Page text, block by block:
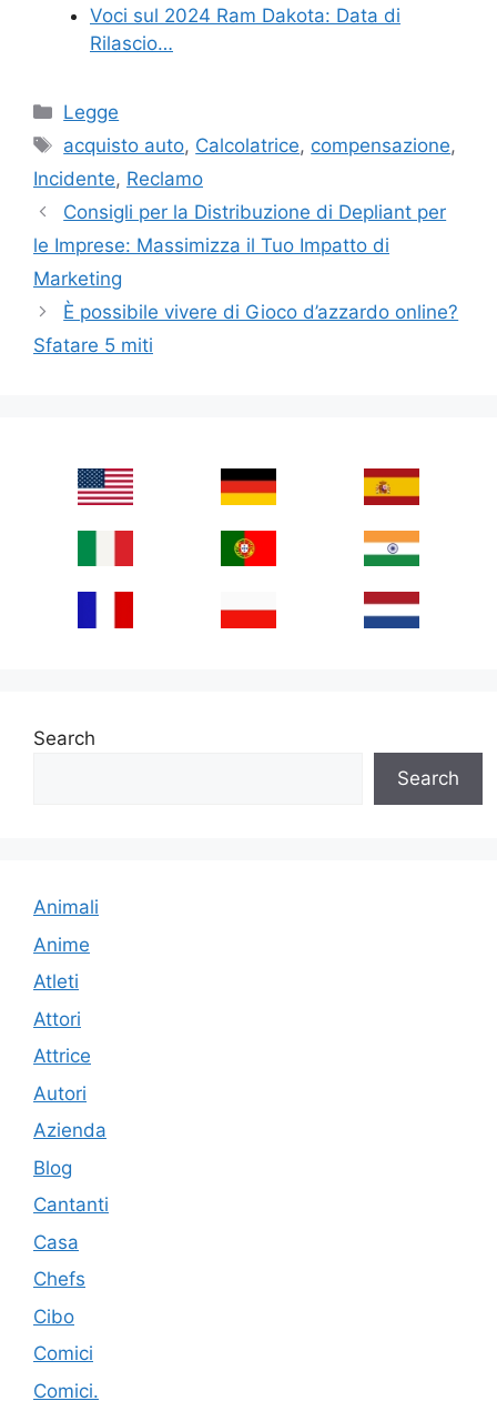
Voci sul 2024 Ram Dakota: Data di
Rilascio…
Categories
Legge
Tags
acquisto auto, Calcolatrice, compensazione,
Incidente, Reclamo
Consigli per la Distribuzione di Depliant per
le Imprese: Massimizza il Tuo Impatto di
Marketing
È possibile vivere di Gioco d’azzardo online?
Sfatare 5 miti
Search
Search
Animali
Anime
Atleti
Attori
Attrice
Autori
Azienda
Blog
Cantanti
Casa
Chefs
Cibo
Comici
Comici.